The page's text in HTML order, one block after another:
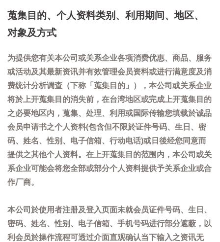
蒐集目的、个人资料类别、利用期间、地区、
对象及方式
为提供您有关本公司或关系企业各项消费优惠、商品、服务
或活动及其最新资讯并有效管理会员资料或进行满意度及消
费统计分析调查（下称「蒐集目的」），本公司或关系企业
将於上开蒐集目的消失前，在台湾地区或完成上开蒐集目的
之必要地区内，蒐集、处理、利用或国际传输您填载於诚品
会员申请书之个人资料(包含但不限於证件号码、生日、密
码、姓名、性别、电子信箱、行动电话)或日後经您同意而
提供之其他个人资料。在上开蒐集目的范围内，本公司或关
系企业可能会将您全部或部分个人资料提供予关系企业或合
作厂商。
本公司於使用者注册及登入页面未就会员证件号码、生日、
密码、姓名、性别、电子信箱、手机号码进行部分遮蔽，以
利会员於操作流程可透过介面直观确认当下输入之资讯无